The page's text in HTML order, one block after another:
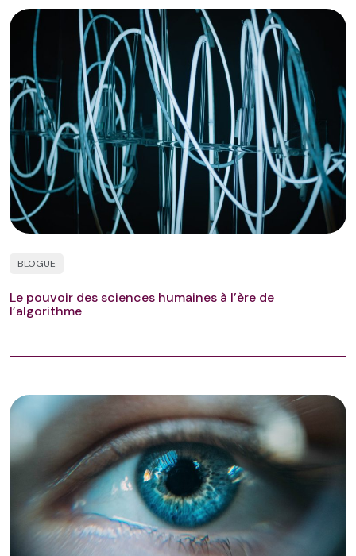
BLOGUE
Le pouvoir des sciences humaines à l’ère de
l’algorithme